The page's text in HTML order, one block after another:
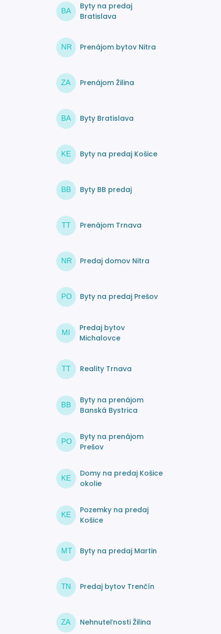
BA
Byty na predaj
Bratislava
NR Prenájom bytov Nitra
ZA Prenájom Žilina
BA Byty Bratislava
KE Byty na predaj Košice
BB Byty BB predaj
TT Prenájom Trnava
NR Predaj domov Nitra
PO Byty na predaj Prešov
MI
Predaj bytov
Michalovce
TT Reality Trnava
BB
Byty na prenájom
Banská Bystrica
PO
Byty na prenájom
Prešov
KE
Domy na predaj Košice
okolie
KE
Pozemky na predaj
Košice
MT Byty na predaj Martin
TN Predaj bytov Trenčín
ZA Nehnuteľnosti Žilina